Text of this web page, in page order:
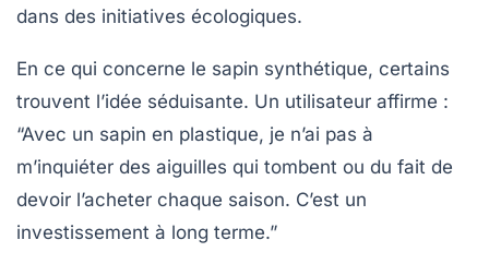
dans des initiatives écologiques.
En ce qui concerne le sapin synthétique, certains
trouvent l’idée séduisante. Un utilisateur affirme :
“Avec un sapin en plastique, je n’ai pas à
m’inquiéter des aiguilles qui tombent ou du fait de
devoir l’acheter chaque saison. C’est un
investissement à long terme.”